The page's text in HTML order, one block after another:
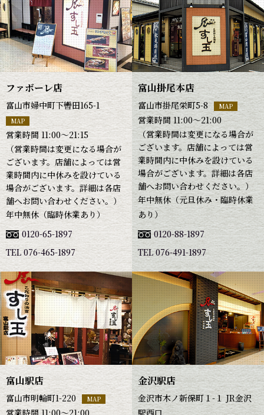
ファボーレ店
富山市婦中町下轡田165-1
MAP
営業時間 11:00～21:15
（営業時間は変更になる場合が
ございます。店舗によっては営
業時間内に中休みを設けている
場合がございます。詳細は各店
舗へお問い合わせください。）
年中無休（臨時休業あり）
0120-65-1897
TEL 076-465-1897
富山掛尾本店
富山市掛尾栄町5-8 MAP
営業時間 11:00～21:00
（営業時間は変更になる場合が
ございます。店舗によっては営
業時間内に中休みを設けている
場合がございます。詳細は各店
舗へお問い合わせください。）
年中無休（元旦休み・臨時休業
あり）
0120-88-1897
TEL 076-491-1897
富山駅店
富山市明輪町1-220 MAP
営業時間 11:00～21:00
金沢駅店
金沢市木ノ新保町１-１ JR金沢
駅西口